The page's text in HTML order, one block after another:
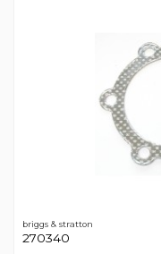
briggs & stratton
270340